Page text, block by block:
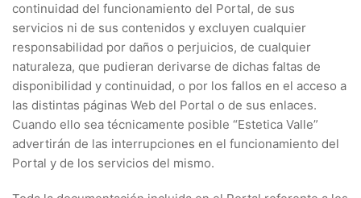
continuidad del funcionamiento del Portal, de sus
servicios ni de sus contenidos y excluyen cualquier
responsabilidad por daños o perjuicios, de cualquier
naturaleza, que pudieran derivarse de dichas faltas de
disponibilidad y continuidad, o por los fallos en el acceso a
las distintas páginas Web del Portal o de sus enlaces.
Cuando ello sea técnicamente posible “Estetica Valle”
advertirán de las interrupciones en el funcionamiento del
Portal y de los servicios del mismo.